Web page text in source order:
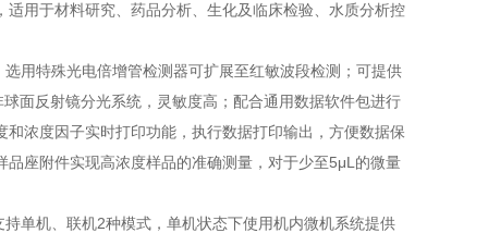
用于材料研究、药品分析、生化及临床检验、水质分析控
特殊光电倍增管检测器可扩展至红敏波段检测；可提供
面反射镜分光系统，灵敏度高；配合通用数据软件包进行
浓度因子实时打印功能，执行数据打印输出，方便数据保
座附件实现高浓度样品的准确测量，对于少至5μL的微量
机、联机2种模式，单机状态下使用机内微机系统提供